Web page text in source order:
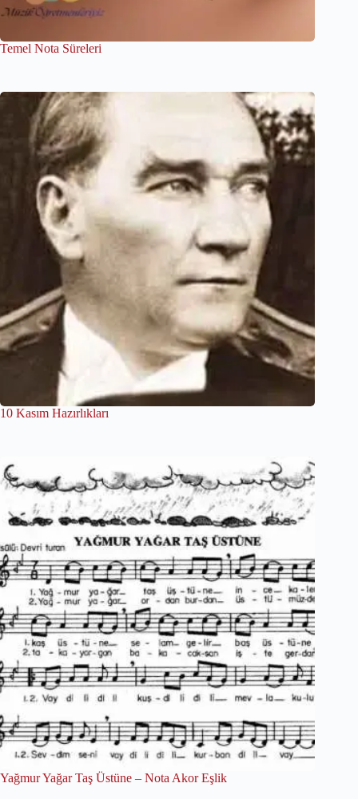
Temel Nota Süreleri
10 Kasım Hazırlıkları
Yağmur Yağar Taş Üstüne – Nota Akor Eşlik